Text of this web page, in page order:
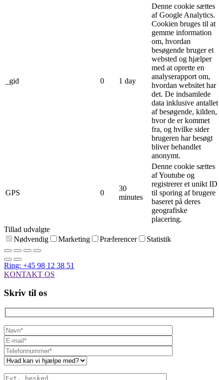
_gid 0 1 day
Denne cookie sættes
af Google Analytics.
Cookien bruges til at
gemme information
om, hvordan
besøgende bruger et
websted og hjælper
med at oprette en
analyserapport om,
hvordan websitet har
det. De indsamlede
data inklusive antallet
af besøgende, kilden,
hvor de er kommet
fra, og hvilke sider
brugeren har besøgt
bliver behandlet
anonymt.
GPS 0
30
minutes
Denne cookie sættes
af Youtube og
registrerer et unikt ID
til sporing af brugere
baseret på deres
geografiske
placering.
Tillad udvalgte
Nødvendig
Marketing Præferencer Statistik
Ring: +45 98 12 38 51
KONTAKT OS
Skriv til os